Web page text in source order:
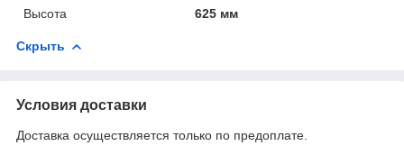
Высота
625 мм
Скрыть
Условия доставки
Доставка осуществляется только по предоплате.